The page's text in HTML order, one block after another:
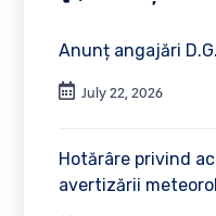
Anunț angajări
July 22, 2026
Hotărâre privind
avertizării